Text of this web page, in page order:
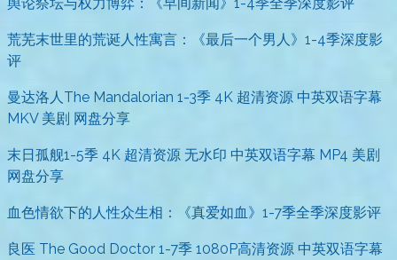
荒芜末世里的荒诞人性寓言：《最后一个男人》1-4季深度影
评
曼达洛人The Mandalorian 1-3季 4K 超清资源 中英双语字幕
MKV 美剧 网盘分享
末日孤舰1-5季 4K 超清资源 无水印 中英双语字幕 MP4 美剧
网盘分享
血色情欲下的人性众生相：《真爱如血》1-7季全季深度影评
良医 The Good Doctor 1-7季 1080P高清资源 中英双语字幕